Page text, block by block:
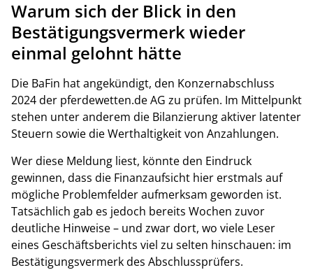
Warum sich der Blick in den
Bestätigungsvermerk wieder
einmal gelohnt hätte
Die BaFin hat angekündigt, den Konzernabschluss
2024 der pferdewetten.de AG zu prüfen. Im Mittelpunkt
stehen unter anderem die Bilanzierung aktiver latenter
Steuern sowie die Werthaltigkeit von Anzahlungen.
Wer diese Meldung liest, könnte den Eindruck
gewinnen, dass die Finanzaufsicht hier erstmals auf
mögliche Problemfelder aufmerksam geworden ist.
Tatsächlich gab es jedoch bereits Wochen zuvor
deutliche Hinweise – und zwar dort, wo viele Leser
eines Geschäftsberichts viel zu selten hinschauen: im
Bestätigungsvermerk des Abschlussprüfers.